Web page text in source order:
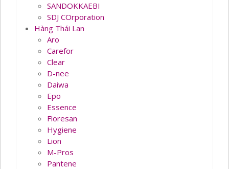
SANDOKKAEBI
SDJ COrporation
Hàng Thái Lan
Aro
Carefor
Clear
D-nee
Daiwa
Epo
Essence
Floresan
Hygiene
Lion
M-Pros
Pantene